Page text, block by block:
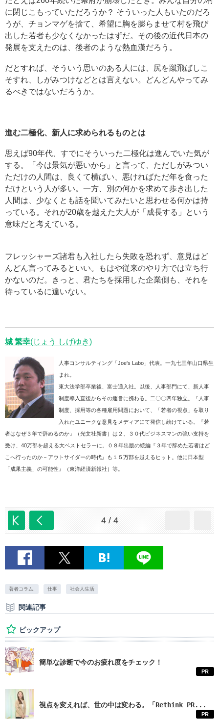
に閉じこもっていただろうか？ そういった人もいたのだろ
うが、チョンマゲを捨て、希望に胸を膨らませて村を飛び
出した若者も少なくなかったはずだ。その後の近代日本の
発展を支えたのは、後者のような熱血漢だろう。
だとすれば、そういう思いのある人には、尻を蹴飛ばしこ
そすれ、しがみつけなどとは言えない。どんどんやってみ
るべきではないだろうか。
進む二極化、新人に求められるものとは
思えば90年代、すでにそういった二極化は進んでいた気が
する。「今は景気が悪いから」と言って、ただしがみつい
ただけの人間は、良くて横ばい、悪ければただ年を食った
だけという人が多い。一方、別の何かを求めて歩き出した
人間は、少なくとも話を聞いてみたいと思わせる何かは持
っている。それが20歳を越えた大人が「成長する」という
意味だと考えている。
フレッシャーズ諸君も入社したら失敗を恐れず、意見はど
んどん言ってみるといい。もはや従来のやり方では立ち行
かないのだ。きっと、君たちを採用した企業側も、それを
待っているに違いない。
城 繁幸(じょう しげゆき)
人事コンサルティング「Joe's Labo」代表。一九七三年山口県生
まれ。
東大法学部卒業後、富士通入社。以後、人事部門にて、新人事
制度導入直後からその運営に携わる。二〇〇四年独立。『人事
制度、採用等の各種雇用問題において、「若者の視点」を取り
入れたユニークな意見をメディアにて発信し続けている。『若
者はなぜ３年で辞めるのか』（光文社新書）は２、３０代ビジネスマンの強い支持を
受け、40万部を超える大ベストセラーに。０８年出版の続編『３年で辞めた若者はど
こへ行ったのか－アウトサイダーの時代』も１５万部を越えるヒット。他に日本型
「成果主義」の可能性』（東洋経済新報社）等。
4 / 4
著者コラム. 仕事 社会人生活
関連記事
ピックアップ
簡単な診断で今のお疲れ度をチェック！
PR
視点を変えれば、世の中は変わる。「Rethink PR...
PR